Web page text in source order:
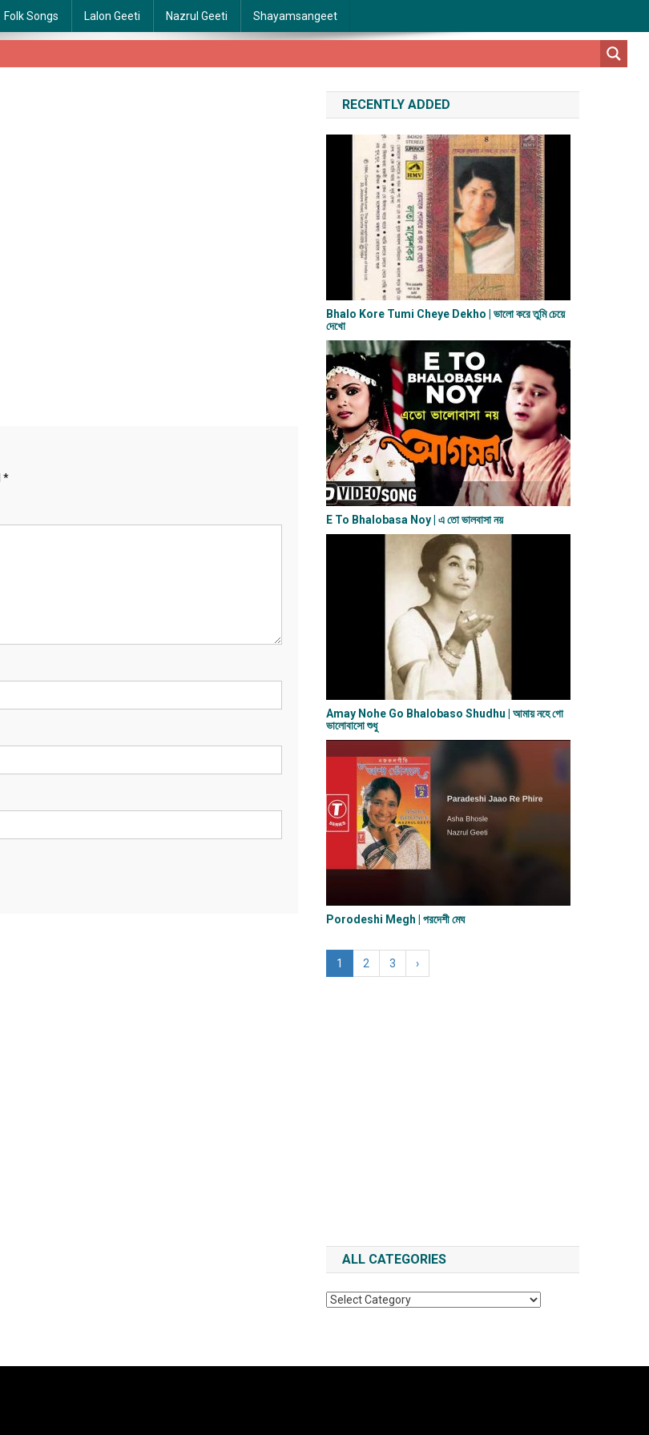
Folk Songs Lalon Geeti Nazrul Geeti Shayamsangeet
*
RECENTLY ADDED
Bhalo Kore Tumi Cheye Dekho | ভালো করে তুমি চেয়ে
দেখো
E To Bhalobasa Noy | এ তো ভালবাসা ন​য়
Amay Nohe Go Bhalobaso Shudhu | আমায় নহে গো
ভালোবাসো শুধু
Porodeshi Megh | পরদেশী মেঘ
1 2 3 ›
ALL CATEGORIES
All